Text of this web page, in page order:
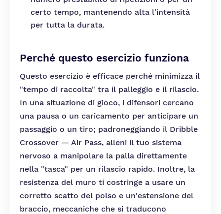
certo tempo, mantenendo alta l'intensità
per tutta la durata.
Perché questo esercizio funziona
Questo esercizio è efficace perché minimizza il
"tempo di raccolta" tra il palleggio e il rilascio.
In una situazione di gioco, i difensori cercano
una pausa o un caricamento per anticipare un
passaggio o un tiro; padroneggiando il Dribble
Crossover — Air Pass, alleni il tuo sistema
nervoso a manipolare la palla direttamente
nella "tasca" per un rilascio rapido. Inoltre, la
resistenza del muro ti costringe a usare un
corretto scatto del polso e un'estensione del
braccio, meccaniche che si traducono